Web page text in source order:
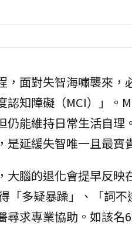
，面對失智海嘯襲來
知障礙（MCI）」。
能維持日常生活自理
延緩失智唯一且最寶
腦的退化會提早反映
「多疑暴躁」、「詞
尋求專業協助。如該